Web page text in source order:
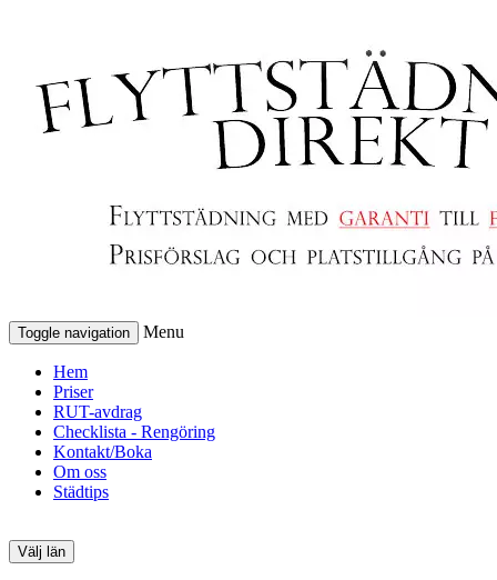
Toggle navigation Menu
Hem
Priser
RUT-avdrag
Checklista - Rengöring
Kontakt/Boka
Om oss
Städtips
Välj län